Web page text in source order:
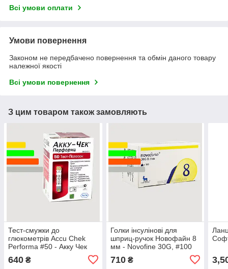
Всі умови оплати
Умови повернення
Законом не передбачено повернення та обмін даного товару
належної якості
Всі умови повернення
З цим товаром також замовляють
Тест-смужки до
глюкометрів Accu Chek
Performa #50 - Акку Чек
#50
640 ₴
Голки інсулінові для
шприц-ручок Новофайн 8
мм - Novofine 30G, #100
710₴